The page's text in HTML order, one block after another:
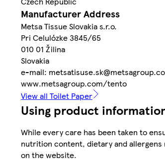
Manufacturer Address
Metsa Tissue Slovakia s.r.o.
Pri Celulózke 3845/65
010 01 Žilina
Slovakia
e-mail:
www.metsagroup.com/tento
View all Toilet Paper
Using product
While every care has been taken to
nutrition content, dietary and allergens
on the website.